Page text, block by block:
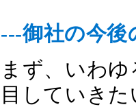
---御社の今
まず、いわ
目していき